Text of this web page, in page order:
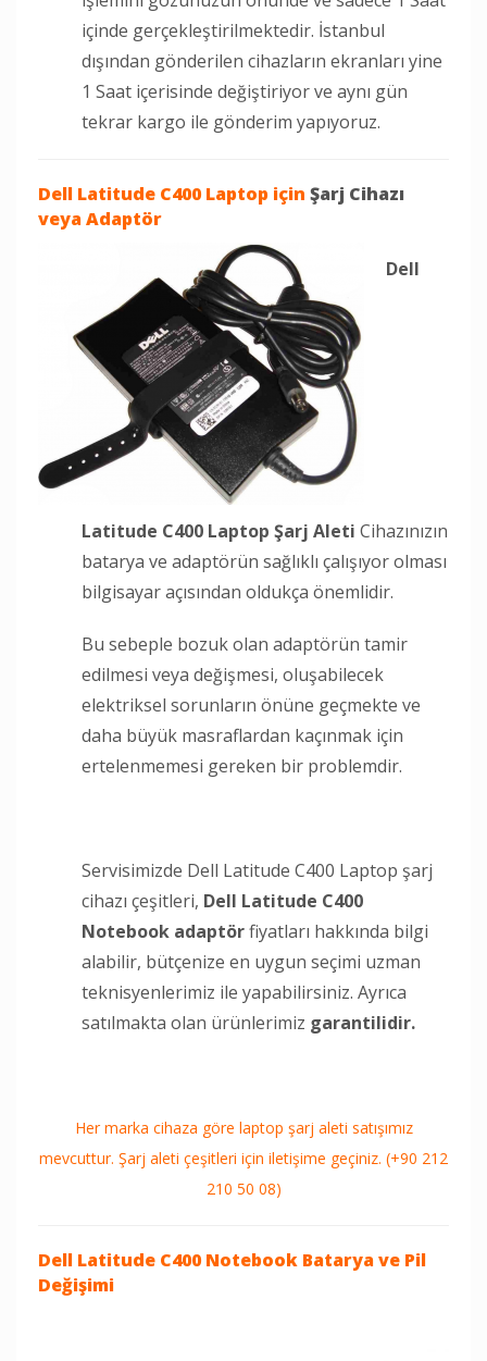
içinde gerçekleştirilmektedir. İstanbul
dışından gönderilen cihazların ekranları yine
1 Saat içerisinde değiştiriyor ve aynı gün
tekrar kargo ile gönderim yapıyoruz.
Dell Latitude C400 Laptop için Şarj Cihazı
veyaAdaptör
Dell
Latitude C400 Laptop Şarj Aleti Cihazınızın
batarya ve adaptörün sağlıklı çalışıyor olması
bilgisayar açısından oldukça önemlidir.
Bu sebeple bozuk olan adaptörün tamir
edilmesi veya değişmesi, oluşabilecek
elektriksel sorunların önüne geçmekte ve
daha büyük masraflardan kaçınmak için
ertelenmemesi gereken bir problemdir.
Servisimizde Dell Latitude C400 Laptop şarj
cihazı çeşitleri, Dell Latitude C400
Notebook adaptörfiyatları hakkında bilgi
alabilir, bütçenize en uygun seçimi uzman
teknisyenlerimiz ile yapabilirsiniz. Ayrıca
satılmakta olan ürünlerimiz garantilidir.
Her marka cihaza göre laptop şarj aleti satışımız
mevcuttur. Şarj aleti çeşitleri için iletişime geçiniz. (+90 212
210 50 08)
Dell Latitude C400 Notebook Batarya ve Pil
Değişimi